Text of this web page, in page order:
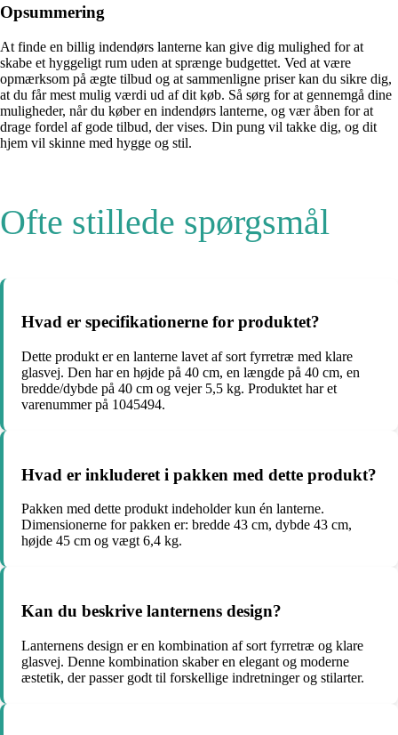
Opsummering
At finde en billig indendørs lanterne kan give dig mulighed for at
skabe et hyggeligt rum uden at sprænge budgettet. Ved at være
opmærksom på ægte tilbud og at sammenligne priser kan du sikre dig,
at du får mest mulig værdi ud af dit køb. Så sørg for at gennemgå dine
muligheder, når du køber en indendørs lanterne, og vær åben for at
drage fordel af gode tilbud, der vises. Din pung vil takke dig, og dit
hjem vil skinne med hygge og stil.
Ofte stillede spørgsmål
Hvad er specifikationerne for produktet?
Dette produkt er en lanterne lavet af sort fyrretræ med klare
glasvej. Den har en højde på 40 cm, en længde på 40 cm, en
bredde/dybde på 40 cm og vejer 5,5 kg. Produktet har et
varenummer på 1045494.
Hvad er inkluderet i pakken med dette produkt?
Pakken med dette produkt indeholder kun én lanterne.
Dimensionerne for pakken er: bredde 43 cm, dybde 43 cm,
højde 45 cm og vægt 6,4 kg.
Kan du beskrive lanternens design?
Lanternens design er en kombination af sort fyrretræ og klare
glasvej. Denne kombination skaber en elegant og moderne
æstetik, der passer godt til forskellige indretninger og stilarter.